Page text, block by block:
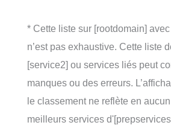
* Cette liste sur [rootdomain]
n’est pas exhaustive. Cette liste
[service2] ou services liés peut
manques ou des erreurs.
le classement ne reflète en
meilleurs services